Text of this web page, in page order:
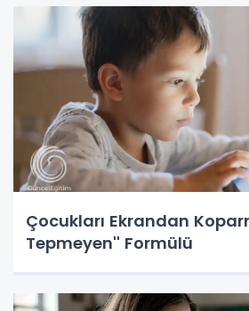
Çocukları Ekrandan
Tepmeyen'' Formülü